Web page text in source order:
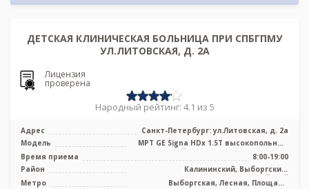
ДЕТСКАЯ КЛИНИЧЕСКАЯ БОЛЬНИЦА ПРИ СПБГПМУ
УЛ.ЛИТОВСКАЯ, Д. 2А
Лицензия
проверена
Народный рейтинг: 4.1 из 5
Адрес
Санкт-Петербург: ул.Литовская, д. 2а
Модель
МРТ GЕ Signa HDx 1.5Т высокопольный
закрытый тип, МРТ Philips Ingenia ...
Время приема
8:00-19:00
Район
Калининский, Выборгский,
Красногвардейский
Метро
Выборгская, Лесная, Площадь